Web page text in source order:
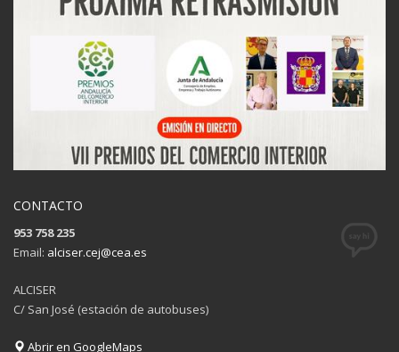
CONTACTO
953 758 235
Email: alciser.cej@cea.es
ALCISER
C/ San José (estación de autobuses)
Abrir en GoogleMaps